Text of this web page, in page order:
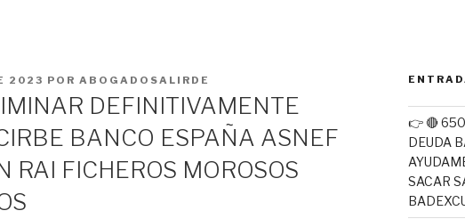
2023 POR ABOGADOSALIRDE
DEFINITIVAMENTE
BANCO ESPAÑA ASNEF
RAI FICHEROS MOROSOS
👉 🔴
DEUDA
SACAR